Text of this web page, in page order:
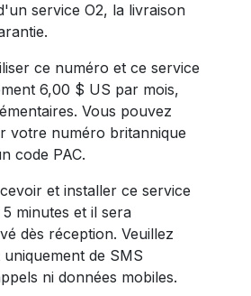
service O2, la livraison
ce numéro et ce service
6,00 $ US par mois,
Vous pouvez
votre numéro britannique
code PAC.
et installer ce service
minutes et il sera
dès réception. Veuillez
de SMS
ni données mobiles.